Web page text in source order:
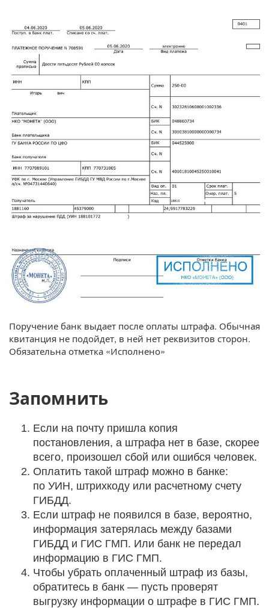
Поручение банк выдает после оплаты штрафа. Обычная
квитанция не подойдет, в ней нет реквизитов сторон.
Обязательна отметка «Исполнено»
Запомнить
Если на почту пришла копия
постановления, а штрафа нет в базе, скорее
всего, произошел сбой или ошибся человек.
Оплатить такой штраф можно в банке:
по УИН, штрихкоду или расчетному счету
ГИБДД.
Если штраф не появился в базе, вероятно,
информация затерялась между базами
ГИБДД и ГИС ГМП. Или банк не передал
информацию в ГИС ГМП.
Чтобы убрать оплаченный штраф из базы,
обратитесь в банк — пусть проверят
выгрузку информации о штрафе в ГИС ГМП.